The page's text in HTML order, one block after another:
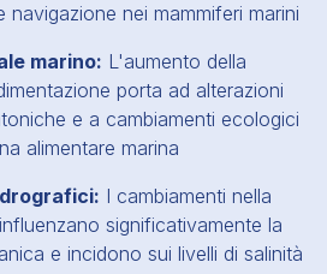
navigazione nei mammiferi marini
marino: L'aumento della
porta ad alterazioni
e a cambiamenti ecologici
alimentare marina
I cambiamenti nella
significativamente la
e incidono sui livelli di salinità